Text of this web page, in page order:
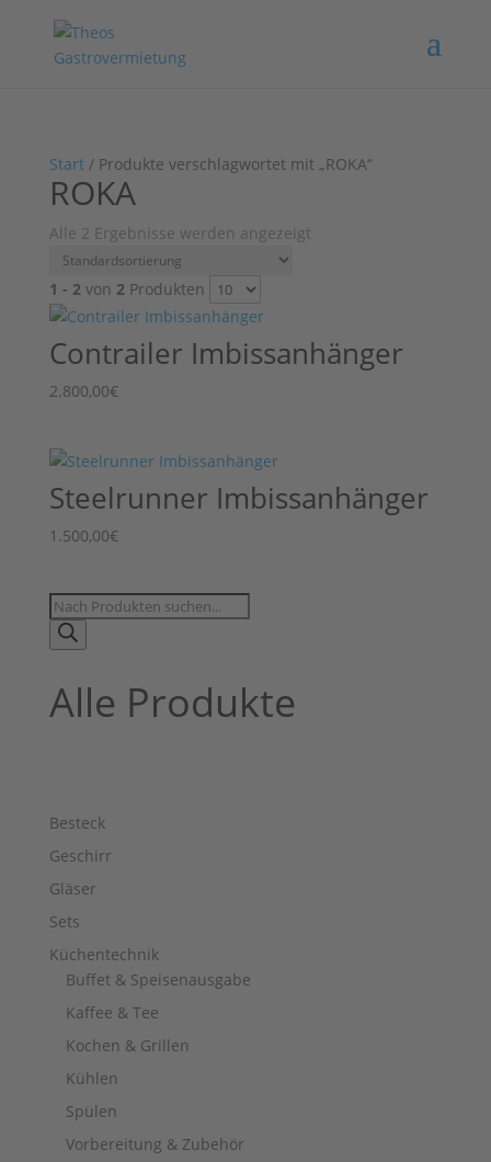
Start/ Produkte verschlagwortet mit „ROKA“
ROKA
Alle 2 Ergebnisse werden angezeigt
1 - 2von 2Produkten
Contrailer Imbissanhänger
2.800,00€
Steelrunner Imbissanhänger
1.500,00€
Products
search
Alle Produkte
Besteck
Geschirr
Gläser
Sets
Küchentechnik
Buffet & Speisenausgabe
Kaffee & Tee
Kochen & Grillen
Kühlen
Spülen
Vorbereitung & Zubehör